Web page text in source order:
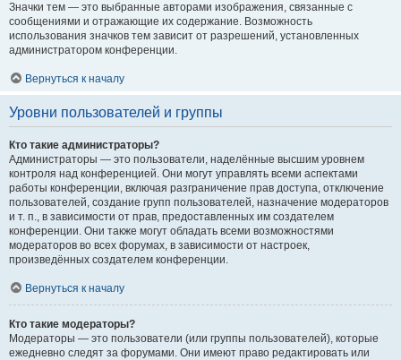
Значки тем — это выбранные авторами изображения, связанные с
сообщениями и отражающие их содержание. Возможность
использования значков тем зависит от разрешений, установленных
администратором конференции.
Вернуться к началу
Уровни пользователей и группы
Кто такие администраторы?
Администраторы — это пользователи, наделённые высшим уровнем
контроля над конференцией. Они могут управлять всеми аспектами
работы конференции, включая разграничение прав доступа, отключение
пользователей, создание групп пользователей, назначение модераторов
и т. п., в зависимости от прав, предоставленных им создателем
конференции. Они также могут обладать всеми возможностями
модераторов во всех форумах, в зависимости от настроек,
произведённых создателем конференции.
Вернуться к началу
Кто такие модераторы?
Модераторы — это пользователи (или группы пользователей), которые
ежедневно следят за форумами. Они имеют право редактировать или